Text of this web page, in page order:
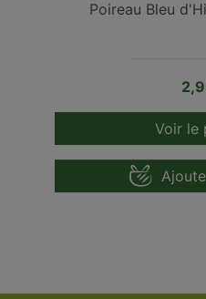
Poireau Bleu
Prix
Voir le